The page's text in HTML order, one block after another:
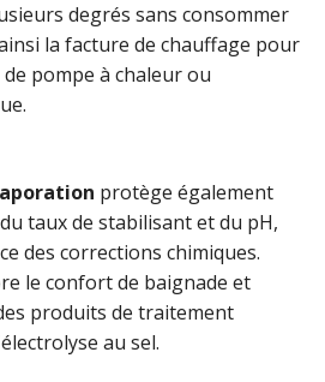
degrés sans consommer
la facture de chauffage pour
pompe à chaleur ou
protège également
taux de stabilisant et du pH,
des corrections chimiques.
le confort de baignade et
produits de traitement
au sel.